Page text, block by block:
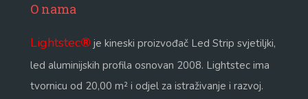
O nama
Lightstec® je kineski proizvođač Led Strip svjetiljki,
led aluminijskih profila osnovan 2008. Lightstec ima
tvornicu od 20,00 m² i odjel za istraživanje i razvoj.